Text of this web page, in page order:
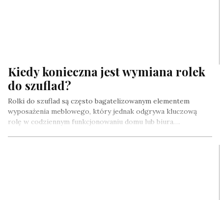
Kiedy konieczna jest wymiana rolek
do szuflad?
Rolki do szuflad są często bagatelizowanym elementem
wyposażenia meblowego, który jednak odgrywa kluczową
rolę w codziennym funkcjonowaniu domu lub biura….